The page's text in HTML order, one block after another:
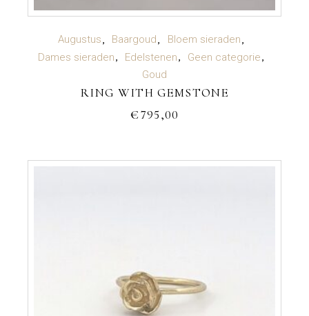
TOEVOEGEN AAN WINKELWAGEN
Augustus Baargoud
Bloem sieraden
Dames sieraden
Edelstenen
Geen categorie
Goud
RING WITH GEMSTONE
€795,00